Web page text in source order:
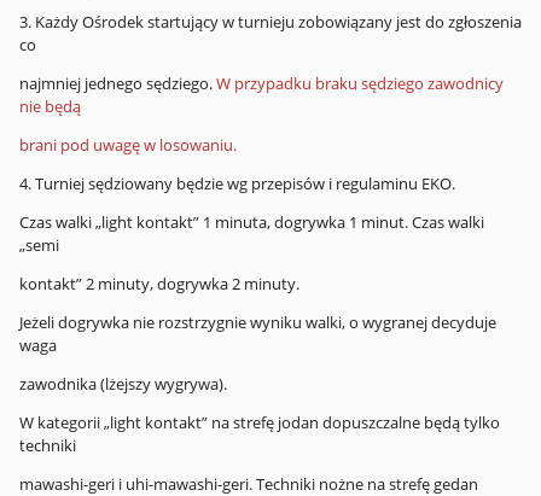
3. Każdy Ośrodek startujący w turnieju zobowiązany jest do zgłoszenia
co
najmniej jednego sędziego.W przypadku braku sędziego zawodnicy
nie będą
brani pod uwagę w losowaniu.
4. Turniej sędziowany będzie wg przepisów i regulaminu EKO.
Czas walki „light kontakt” 1 minuta, dogrywka 1 minut. Czas walki
„semi
kontakt” 2 minuty, dogrywka 2 minuty.
Jeżeli dogrywka nie rozstrzygnie wyniku walki, o wygranej decyduje
waga
zawodnika (lżejszy wygrywa).
W kategorii „light kontakt” na strefę jodan dopuszczalne będą tylko
techniki
mawashi-geri i uhi-mawashi-geri. Techniki nożne na strefę gedan